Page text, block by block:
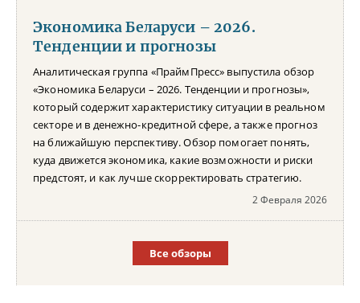
Экономика Беларуси – 2026.
Тенденции и прогнозы
Аналитическая группа «ПраймПресс» выпустила обзор
«Экономика Беларуси – 2026. Тенденции и прогнозы»,
который содержит характеристику ситуации в реальном
секторе и в денежно-кредитной сфере, а также прогноз
на ближайшую перспективу. Обзор помогает понять,
куда движется экономика, какие возможности и риски
предстоят, и как лучше скорректировать стратегию.
2 Февраля 2026
Все обзоры